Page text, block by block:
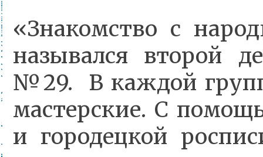
«Знакомство с
назывался второй
№29. В каждой
мастерские. С
и городецкой